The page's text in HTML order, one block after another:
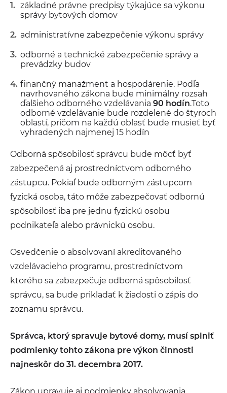
základné právne predpisy týkajúce sa výkonu
správy bytových domov
administratívne zabezpečenie výkonu správy
odborné a technické zabezpečenie správy a
prevádzky budov
finančný manažment a hospodárenie. Podľa
navrhovaného zákona bude minimálny rozsah
ďalšieho odborného vzdelávania 90 hodín.Toto
odborné vzdelávanie bude rozdelené do štyroch
oblastí, pričom na každú oblasť bude musieť byť
vyhradených najmenej 15 hodín
Odborná spôsobilosť správcu bude môcť byť
zabezpečená aj prostredníctvom odborného
zástupcu. Pokiaľ bude odborným zástupcom
fyzická osoba, táto môže zabezpečovať odbornú
spôsobilosť iba pre jednu fyzickú osobu
podnikateľa alebo právnickú osobu.
Osvedčenie o absolvovaní akreditovaného
vzdelávacieho programu, prostredníctvom
ktorého sa zabezpečuje odborná spôsobilosť
správcu, sa bude prikladať k žiadosti o zápis do
zoznamu správcu.
Správca, ktorý spravuje bytové domy, musí splniť
podmienky tohto zákona pre výkon činnosti
najneskôr do 31. decembra 2017.